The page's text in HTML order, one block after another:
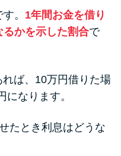
。 1年間お金を借り
かを示した割合で
ば、10万円借りた場
なります。
たとき利息はどうな